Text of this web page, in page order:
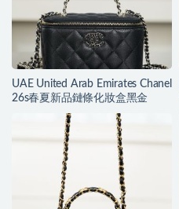
UAE United Arab Emirates Chanel
26s春夏新品鏈條化妝盒黑金